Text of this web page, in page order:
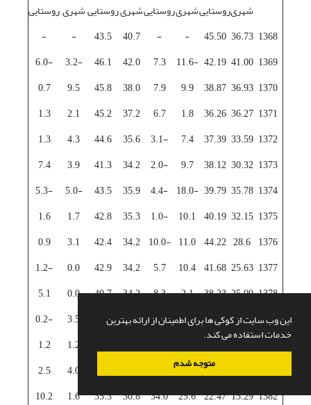
این وب سایت از کوکی ها برای اطمینان از ارائه بهترین
خدمات استفاده می کند.
متوجه شدم
شهریروستاییشهریروستاییشهریروستاییشهریروستایی
1368
36.73
45.50
-
-
40.7
43.5
-
-
1369
41.00
42.19
-11.6
7.3
42.0
46.1
-3.2
-6.0
1370
36.93
38.87
9.9
7.9
38.0
45.8
9.5
0.7
1371
36.27
36.26
1.8
6.7
37.2
45.2
2.1
1.3
1372
33.59
37.39
7.4
-3.1
35.6
44.6
4.3
1.3
1373
30.32
38.12
9.7
-2.0
34.2
41.3
3.9
7.4
1374
35.78
39.79
-18.0
-4.4
35.9
43.5
-5.0
-5.3
1375
32.15
40.19
10.1
-1.0
35.3
42.8
1.7
1.6
1376
28.6
44.22
11.0
-10.0
34.2
42.4
3.1
0.9
1377
25.63
41.68
10.4
5.7
34.2
42.9
0.0
-1.2
1378
25.09
38.23
2.1
8.3
34.2
40.7
0.0
5.1
1379
22.47
38.69
10.4
-1.2
33.0
40.8
3.5
-0.2
37.36
1.2
1.2
1381
17.86
34.07
15.5
8.8
31.3
39.3
4.0
2.5
1382
13.29
22.47
25.6
34.0
30.8
35.3
1.6
10.2